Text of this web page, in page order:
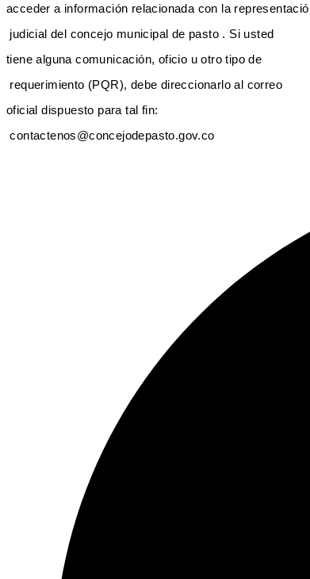
acceder a información relacionada con la representa
judicial del concejo municipal de pasto . Si usted
tiene alguna comunicación, oficio u otro tipo de
requerimiento (PQR), debe direccionarlo al correo
oficial dispuesto para tal fin:
contactenos@concejodepasto.gov.co